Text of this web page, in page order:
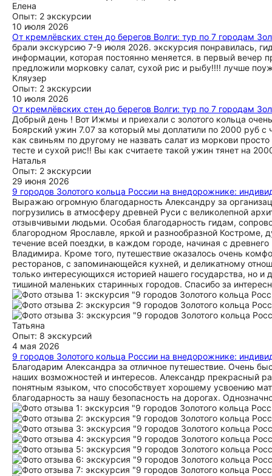
Елена
Опыт: 2 экскурсии
10 июля 2026
От кремлёвских стен до берегов Волги: тур по 7 городам
брали экскурсию 7-9 июля 2026. экскурсия понравилась,
информации, которая постоянно меняется. в первый вечер
предложили морковку салат, сухой рис и рыбу!!!! лучше
Кляузер
Опыт: 2 экскурсии
10 июля 2026
От кремлёвских стен до берегов Волги: тур по 7 городам
Добрый день ! Вот Ижмы и приехали с золотого кольца
Боярский ужин 7.07 за который мы доплатили по 2000 руб с
как свиньям по другому не назвать салат из моркови
тесте и сухой рис!! Вы как считаете такой ужин тянет на
Наталья
Опыт: 2 экскурсии
29 июня 2026
9 городов Золотого кольца России на внедорожнике:
Выражаю огромную благодарность Александру за
погрузились в атмосферу древней Руси с великолепной
отзывчивыми людьми. Особая благодарность гидам,
благородном Ярославле, яркой и разнообразной
течение всей поездки, в каждом городе, начиная с
Владимира. Кроме того, путешествие оказалось очень
ресторанов, с запоминающейся кухней, и деликатному
только интересующихся историей нашего государства, но
тишиной маленьких старинных городов. Спасибо за
Татьяна
Опыт: 8 экскурсий
4 мая 2026
9 городов Золотого кольца России на внедорожнике:
Благодарим Александра за отличное путешествие. Очень
наших возможностей и интересов. Александр прекрасный
понятным языком, что способствует хорошему усвоению
благодарность за нашу безопасность на дорогах.